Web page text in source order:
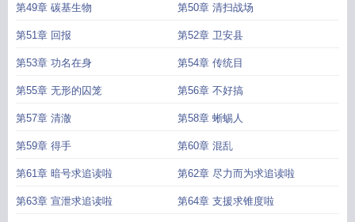
第49章 碳基生物 第50章 清扫战场
第51章 回报 第52章 卫安县
第53章 功名在身 第54章 传统目
第55章 无形的囚笼 第56章 不好搞
第57章 清澈 第58章 蜥蜴人
第59章 得手 第60章 混乱
第61章 暗号求追读啦 第62章 尽力而为求追读啦
第63章 宣泄求追读啦 第64章 支援求锥度啦